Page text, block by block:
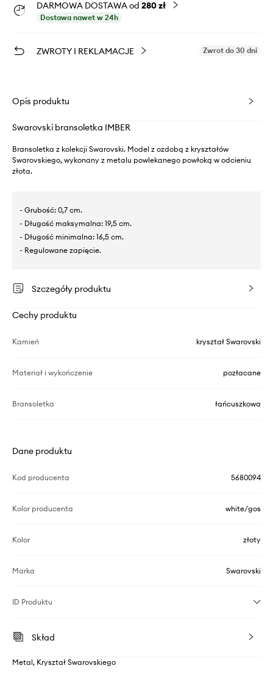
DARMOWA DOSTAWA od 280 zł
Dostawa nawet w 24h
ZWROTY I REKLAMACJE Zwrot do 30 dni
Opis produktu
Swarovski bransoletka IMBER
Bransoletka z kolekcji Swarovski. Model z ozdobą z kryształów
Swarovskiego, wykonany z metalu powlekanego powłoką w odcieniu
złota.
- Grubość: 0,7 cm.
- Długość maksymalna: 19,5 cm.
- Długość minimalna: 16,5 cm.
- Regulowane zapięcie.
Szczegóły produktu
Cechy produktu
Kamień kryształ Swarovski
Materiał i wykończenie pozłacane
Bransoletka łańcuszkowa
Dane produktu
Kod producenta 5680094
Kolor producenta white/gos
Kolor złoty
Marka Swarovski
ID Produktu
Skład
Metal, Kryształ Swarovskiego